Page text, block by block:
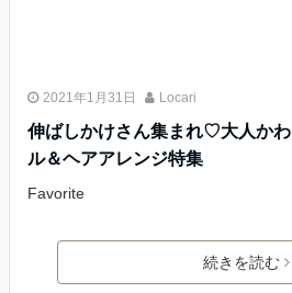
2021年1月31日 Locari
伸ばしかけさん集まれ♡大人か
ル＆ヘアアレンジ特集
Favorite
続きを読む